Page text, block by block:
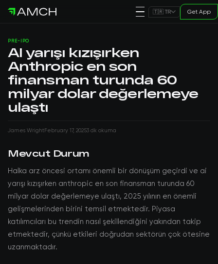
🇹🇷 TR Get App
PRE-IPO
AI yarışı kızışırken
Anthropic en son
finansman turunda 60
milyar dolar değerlemeye
ulaştı
James WrightFebruary 17, 20253 dk okuma
Mevcut Durum
Halka arz öncesi ortamı önemli bir dönüşüm geçirdi ve ai
yarışı kızışırken anthropic en son finansman turunda 60
milyar dolar değerlemeye ulaştı, 2025 yılının en önemli
gelişmelerinden birini temsil etmektedir. Piyasa
katılımcıları bu trendin nasıl şekillendiğini yakından takip
etmektedir, çünkü etkileri doğrudan sektörün çok ötesine
uzanmaktadır.